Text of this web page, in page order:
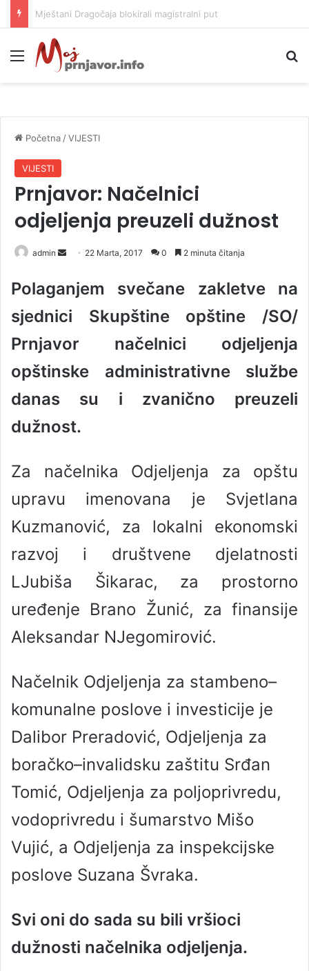
Helikopter ponovo gasi vatru u selima kod Trebinja
Meni
Početna /VIJESTI
VIJESTI
Prnjavor: Načelnici
odjeljenja preuzeli dužnost
admin
n
a
e
m
22 Marta, 2017 0 2 minuta čitanja
Polaganjem svečane zakletve na
sjednici Skupštine opštine /SO/
Prnjavor načelnici odjeljenja
opštinske administrativne službe
danas su i zvanično preuzeli
dužnost.
Za načelnika Odjeljenja za opštu
upravu imenovana je Svjetlana
Kuzmanović, za lokalni ekonomski
razvoj i društvene djelatnosti
LJubiša Šikarac, za prostorno
uređenje Brano Žunić, za finansije
Aleksandar NJegomirović.
Načelnik Odjeljenja za stambeno–
komunalne poslove i investicije je
Dalibor Preradović, Odjeljenja za
boračko–invalidsku zaštitu Srđan
Tomić, Odjeljenja za poljoprivredu,
vodoprivredu i šumarstvo Mišo
Vujić, a Odjeljenja za inspekcijske
poslove Suzana Švraka.
Svi oni do sada su bili vršioci
dužnosti načelnika odjeljenja.